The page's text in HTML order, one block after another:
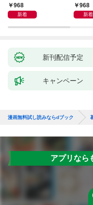
968
新着
子新版＞
968
新着
新刊配信予定
キャンペーン
漫画無料試し読みならdブック
アプリなら